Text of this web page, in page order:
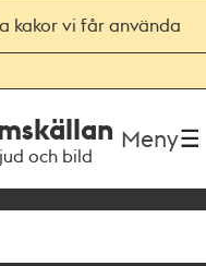
kakor vi får använda
och bild
Meny